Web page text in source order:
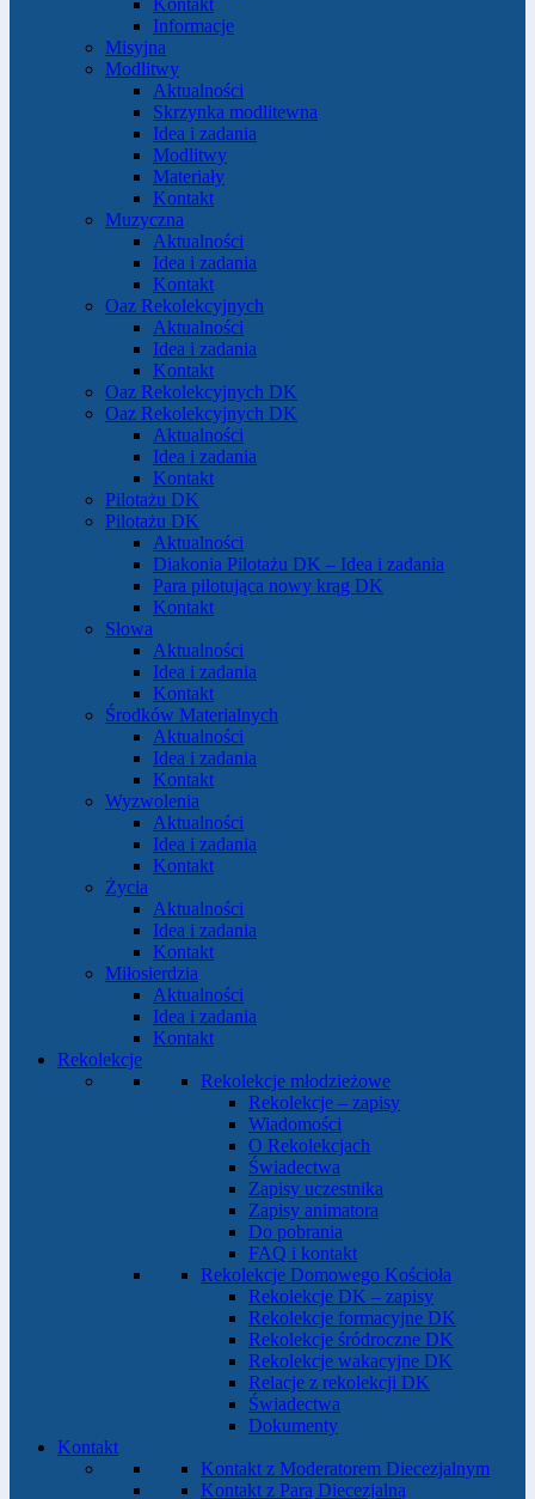
Kontakt
Informacje
Misyjna
Modlitwy
Aktualności
Skrzynka modlitewna
Idea i zadania
Modlitwy
Materiały
Kontakt
Muzyczna
Aktualności
Idea i zadania
Kontakt
Oaz Rekolekcyjnych
Aktualności
Idea i zadania
Kontakt
Oaz Rekolekcyjnych DK
Oaz Rekolekcyjnych DK
Aktualności
Idea i zadania
Kontakt
Pilotażu DK
Pilotażu DK
Aktualności
Diakonia Pilotażu DK – Idea i zadania
Para pilotująca nowy krąg DK
Kontakt
Słowa
Aktualności
Idea i zadania
Kontakt
Środków Materialnych
Aktualności
Idea i zadania
Kontakt
Wyzwolenia
Aktualności
Idea i zadania
Kontakt
Życia
Aktualności
Idea i zadania
Kontakt
Miłosierdzia
Aktualności
Idea i zadania
Kontakt
Rekolekcje
Rekolekcje młodzieżowe
Rekolekcje – zapisy
Wiadomości
O Rekolekcjach
Świadectwa
Zapisy uczestnika
Zapisy animatora
Do pobrania
FAQ i kontakt
Rekolekcje Domowego Kościoła
Rekolekcje DK – zapisy
Rekolekcje formacyjne DK
Rekolekcje śródroczne DK
Rekolekcje wakacyjne DK
Relacje z rekolekcji DK
Świadectwa
Dokumenty
Kontakt
Kontakt z Moderatorem Diecezjalnym
Kontakt z Parą Diecezjalną